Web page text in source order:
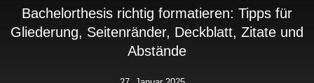
Bachelorthesis richtig formatieren: Tipps für
Gliederung, Seitenränder, Deckblatt, Zitate und
Abstände